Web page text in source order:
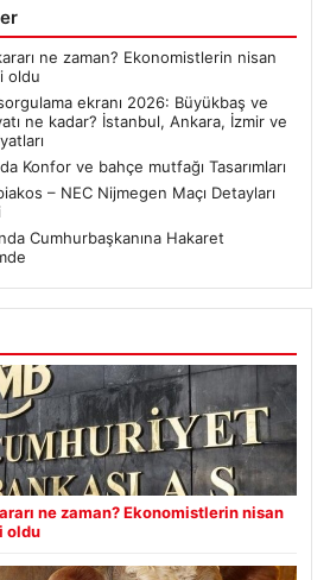
ne zaman? Ekonomistlerin nisan
oldu
ekranı 2026: Büyükbaş ve
ne kadar? İstanbul, Ankara, İzmir ve
Konfor ve bahçe mutfağı Tasarımları
– NEC Nijmegen Maçı Detayları
Cumhurbaşkanına Hakaret
ne zaman? Ekonomistlerin nisan
oldu